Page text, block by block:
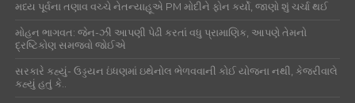
મધ્ય પૂર્વના તણાવ વચ્ચે નેતન્યાહૂએ PM મોદીને ફોન કર્યો, જાણો શું ચર્ચા થઈ
મોહન ભાગવત: જેન-ઝી આપણી પેઢી કરતાં વધુ પ્રામાણિક, આપણે તેમનો
દ્રષ્ટિકોણ સમજવો જોઈએ
સરકારે કહ્યું- ઉડ્ડયન ઇંધણમાં ઇથેનોલ ભેળવવાની કોઈ યોજના નથી, કેજરીવાલે
કહ્યું હતું કે..